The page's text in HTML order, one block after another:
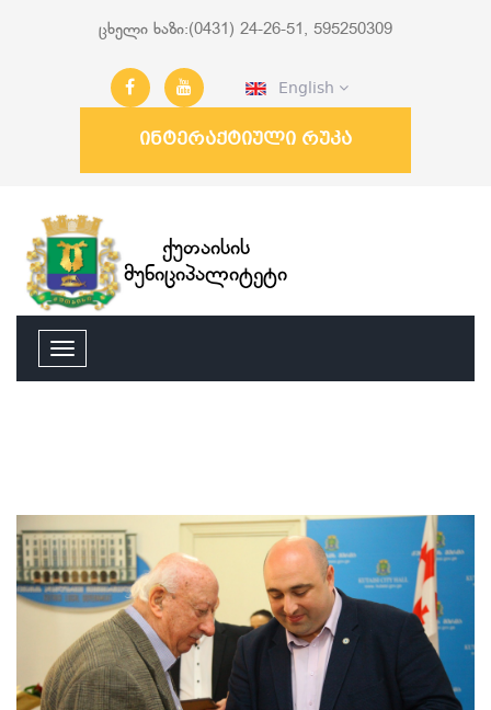
ცხელი ხაზი:(0431) 24-26-51, 595250309
English
ინტერაქტიული რუკა
ქუთაისის
მუნიციპალიტეტი